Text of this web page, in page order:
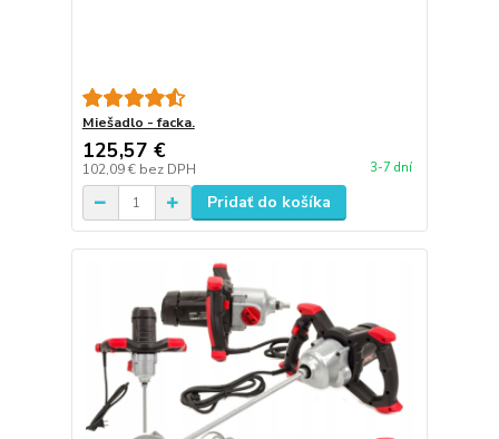
Miešadlo - facka.
125,57 €
102,09 € bez DPH 3-7 dní
Pridať do košíka